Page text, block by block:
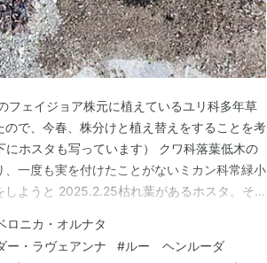
フェイジョア株元に植えているユリ科多年草
で、今春、株分けと植え替えをすることを考
ホスタも写っています） クワ科落葉低木の
一度も実を付けたことがないミカン科常緑小
ようと 2025.2.25枯れ葉があるホスタ。そ
め戻しました。 2025.3.8 レモン、ホスタ植
ロニカ・オルナタ
ー・ラヴェアンナ #ルー ヘンルーダ